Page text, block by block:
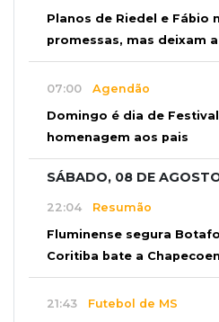
Planos de Riedel e Fábio
promessas, mas deixam
07:00 Agendão
Domingo é dia de
homenagem aos pais
SÁBADO, 08 DE
22:04 Resumão
Fluminense segura
Coritiba bate a
21:43 Futebol de MS